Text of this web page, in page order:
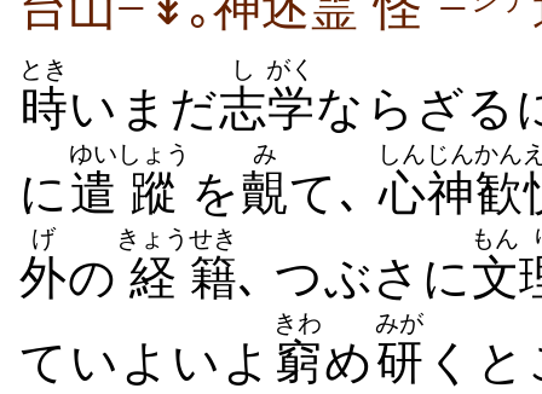
時
とき
いまだ志
し
学
がく
ならざる
に遣
ゆい
蹤
しょう
を覿
み
て､ 心神
しんじん
歓
かん
外
げ
の 経
きょう
籍
せき
､ つぶさに文
もん
ていよいよ 窮
きわ
め研
みが
く